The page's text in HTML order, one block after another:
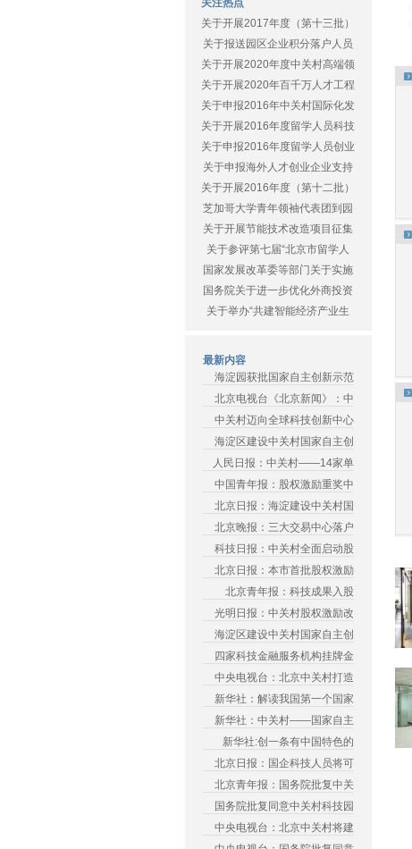
关注热点
关于开展2017年度（第十三批）
关于报送园区企业积分落户人员
关于开展2020年度中关村高端领
关于开展2020年百千万人才工程
关于申报2016年中关村国际化发
关于开展2016年度留学人员科技
关于申报2016年度留学人员创业
关于申报海外人才创业企业支持
关于开展2016年度（第十二批）
芝加哥大学青年领袖代表团到园
关于开展节能技术改造项目征集
关于参评第七届“北京市留学人
国家发展改革委等部门关于实施
国务院关于进一步优化外商投资
关于举办“共建智能经济产业生
最新内容
海淀园获批国家自主创新示范
北京电视台《北京新闻》：中
中关村迈向全球科技创新中心
海淀区建设中关村国家自主创
人民日报：中关村——14家单
中国青年报：股权激励重奖中
北京日报：海淀建设中关村国
北京晚报：三大交易中心落户
科技日报：中关村全面启动股
北京日报：本市首批股权激励
北京青年报：科技成果入股
光明日报：中关村股权激励改
海淀区建设中关村国家自主创
四家科技金融服务机构挂牌金
中央电视台：北京中关村打造
新华社：解读我国第一个国家
新华社：中关村——国家自主
新华社:创一条有中国特色的
北京日报：国企科技人员将可
北京青年报：国务院批复中关
国务院批复同意中关村科技园
中央电视台：北京中关村将建